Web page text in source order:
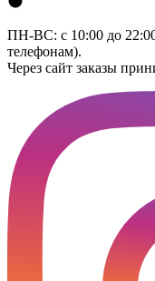
ПН-ВС: с 10:00 до
телефонам).
Через сайт заказы